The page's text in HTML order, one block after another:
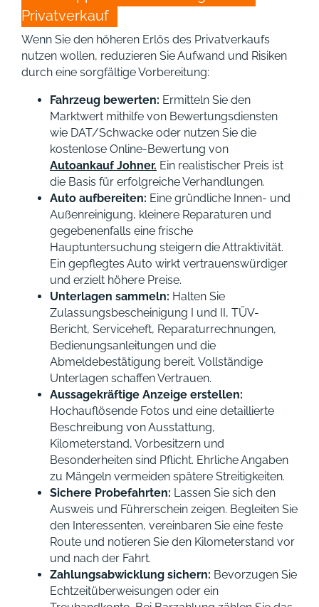
Privatverkauf
Wenn Sie den höheren Erlös des Privatverkaufs
nutzen wollen, reduzieren Sie Aufwand und Risiken
durch eine sorgfältige Vorbereitung:
Fahrzeug bewerten: Ermitteln Sie den
Marktwert mithilfe von Bewertungsdiensten
wie DAT/Schwacke oder nutzen Sie die
kostenlose Online-Bewertung von
Autoankauf Johner. Ein realistischer Preis ist
die Basis für erfolgreiche Verhandlungen.
Auto aufbereiten: Eine gründliche Innen- und
Außenreinigung, kleinere Reparaturen und
gegebenenfalls eine frische
Hauptuntersuchung steigern die Attraktivität.
Ein gepflegtes Auto wirkt vertrauenswürdiger
und erzielt höhere Preise.
Unterlagen sammeln: Halten Sie
Zulassungsbescheinigung I und II, TÜV-
Bericht, Serviceheft, Reparaturrechnungen,
Bedienungsanleitungen und die
Abmeldebestätigung bereit. Vollständige
Unterlagen schaffen Vertrauen.
Aussagekräftige Anzeige erstellen:
Hochauflösende Fotos und eine detaillierte
Beschreibung von Ausstattung,
Kilometerstand, Vorbesitzern und
Besonderheiten sind Pflicht. Ehrliche Angaben
zu Mängeln vermeiden spätere Streitigkeiten.
Sichere Probefahrten: Lassen Sie sich den
Ausweis und Führerschein zeigen. Begleiten Sie
den Interessenten, vereinbaren Sie eine feste
Route und notieren Sie den Kilometerstand vor
und nach der Fahrt.
Zahlungsabwicklung sichern: Bevorzugen Sie
Echtzeitüberweisungen oder ein